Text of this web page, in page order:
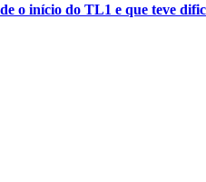
o início do TL1 e que teve